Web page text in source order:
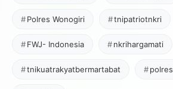
Polres Wonogiri tnipatriotnkri
FWJ- Indonesia nkrihargamati
tnikuatrakyatbermartabat